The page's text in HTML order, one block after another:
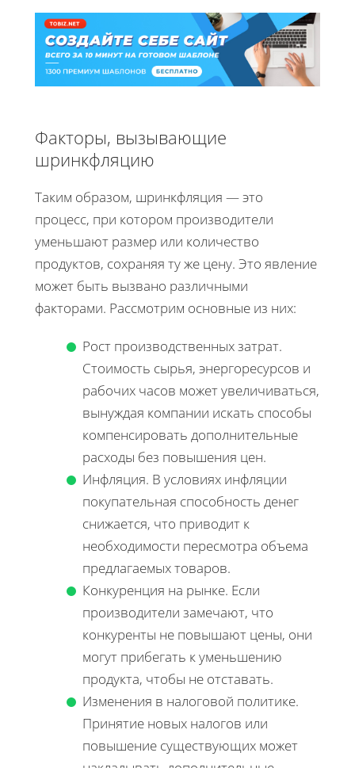
Факторы, вызывающие
шринкфляцию
Таким образом, шринкфляция — это
процесс, при котором производители
уменьшают размер или количество
продуктов, сохраняя ту же цену. Это явление
может быть вызвано различными
факторами. Рассмотрим основные из них:
Рост производственных затрат.
Стоимость сырья, энергоресурсов и
рабочих часов может увеличиваться,
вынуждая компании искать способы
компенсировать дополнительные
расходы без повышения цен.
Инфляция. В условиях инфляции
покупательная способность денег
снижается, что приводит к
необходимости пересмотра объема
предлагаемых товаров.
Конкуренция на рынке. Если
производители замечают, что
конкуренты не повышают цены, они
могут прибегать к уменьшению
продукта, чтобы не отставать.
Изменения в налоговой политике.
Принятие новых налогов или
повышение существующих может